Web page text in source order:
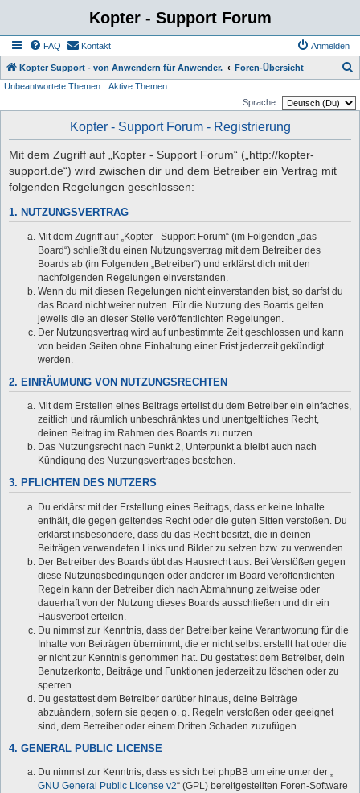
Kopter - Support Forum
FAQ Kontakt Anmelden
Kopter Support - von Anwendern für Anwender. Foren-Übersicht
Unbeantwortete Themen
Aktive Themen
Sprache:
Kopter - Support Forum - Registrierung
Mit dem Zugriff auf „Kopter - Support Forum“ („http://kopter-
support.de“) wird zwischen dir und dem Betreiber ein Vertrag mit
folgenden Regelungen geschlossen:
1. NUTZUNGSVERTRAG
Mit dem Zugriff auf „Kopter - Support Forum“ (im Folgenden „das
Board“) schließt du einen Nutzungsvertrag mit dem Betreiber des
Boards ab (im Folgenden „Betreiber“) und erklärst dich mit den
nachfolgenden Regelungen einverstanden.
Wenn du mit diesen Regelungen nicht einverstanden bist, so darfst du
das Board nicht weiter nutzen. Für die Nutzung des Boards gelten
jeweils die an dieser Stelle veröffentlichten Regelungen.
Der Nutzungsvertrag wird auf unbestimmte Zeit geschlossen und kann
von beiden Seiten ohne Einhaltung einer Frist jederzeit gekündigt
werden.
2. EINRÄUMUNG VON NUTZUNGSRECHTEN
Mit dem Erstellen eines Beitrags erteilst du dem Betreiber ein einfaches,
zeitlich und räumlich unbeschränktes und unentgeltliches Recht,
deinen Beitrag im Rahmen des Boards zu nutzen.
Das Nutzungsrecht nach Punkt 2, Unterpunkt a bleibt auch nach
Kündigung des Nutzungsvertrages bestehen.
3. PFLICHTEN DES NUTZERS
Du erklärst mit der Erstellung eines Beitrags, dass er keine Inhalte
enthält, die gegen geltendes Recht oder die guten Sitten verstoßen. Du
erklärst insbesondere, dass du das Recht besitzt, die in deinen
Beiträgen verwendeten Links und Bilder zu setzen bzw. zu verwenden.
Der Betreiber des Boards übt das Hausrecht aus. Bei Verstößen gegen
diese Nutzungsbedingungen oder anderer im Board veröffentlichten
Regeln kann der Betreiber dich nach Abmahnung zeitweise oder
dauerhaft von der Nutzung dieses Boards ausschließen und dir ein
Hausverbot erteilen.
Du nimmst zur Kenntnis, dass der Betreiber keine Verantwortung für die
Inhalte von Beiträgen übernimmt, die er nicht selbst erstellt hat oder die
er nicht zur Kenntnis genommen hat. Du gestattest dem Betreiber, dein
Benutzerkonto, Beiträge und Funktionen jederzeit zu löschen oder zu
sperren.
Du gestattest dem Betreiber darüber hinaus, deine Beiträge
abzuändern, sofern sie gegen o. g. Regeln verstoßen oder geeignet
sind, dem Betreiber oder einem Dritten Schaden zuzufügen.
4. GENERAL PUBLIC LICENSE
Du nimmst zur Kenntnis, dass es sich bei phpBB um eine unter der „
GNU General Public License v2“ (GPL) bereitgestellten Foren-Software